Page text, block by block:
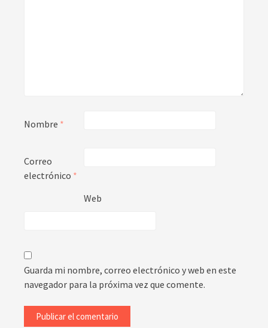
Nombre *
Correo
electrónico *
Web
Guarda mi nombre, correo electrónico y web en este
navegador para la próxima vez que comente.